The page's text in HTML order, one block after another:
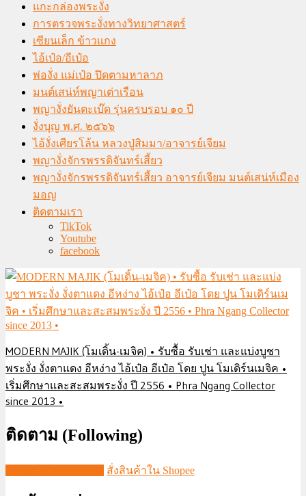
แกะกล่องพระงั่ง
การตรวจพระงั่งทางวิทยาศาสตร์
เซียนเล็ก ข้าวแกง
ไอ้เป๋อ/อีเป๋อ
พ่องั่ง แม่เป๋อ ปิดตามหาลาภ
มนต์เสน่ห์พญาเต่าเรือน
พญางั่งยันตะเบ๊ด รุ่นครบรอบ ๑๐ ปี
งั่งบุญ พ.ศ. ๒๕๖๖
ไอ้งั่งเศียรโล้น หลวงปู่สิมมา/อาจารย์เจียม
พญางั่งจักรพรรดิจันทร์เสี้ยว
พญางั่งจักรพรรดิจันทร์เสี้ยว อาจารย์เจียม มนต์เสน่ห์เมือง
มอญ
ติดตามเรา
TikTok
Youtube
facebook
MODERN MAJIK (โมเดิ้น-เมจิค) • รับซื้อ รับเช่า และแบ่งบูชา
พระงั่ง งั่งตาแดง อีหง่าง ไอ้เป๋อ อีเป๋อ โดย ปูน โมเดิร์นเมจิค •
เริ่มศึกษาและสะสมพระงั่ง ปี 2556 • Phra Ngang Collector
since 2013 •
ติดตาม (Following)
สั่งสินค้าใน Shopee